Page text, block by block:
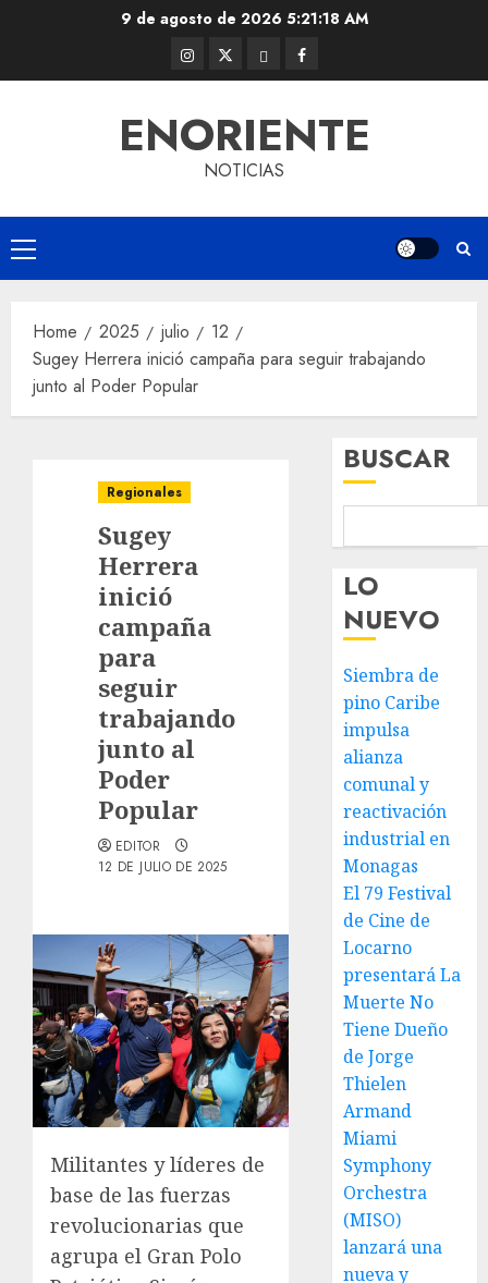
9 de agosto de 2026 5:21:18 AM
Instagram
@EnOriente
Twitter
(X)
ThreadsFacebook
ENORIENTE
NOTICIAS
Primary
Menu
Home 2025 julio
12
Sugey Herrera inició campaña para seguir trabajando
junto al Poder Popular
Regionales
Sugey
Herrera
inició
campaña
para
seguir
trabajando
junto al
Poder
Popular
EDITOR
12 DE JULIO DE 2025
Militantes y líderes de
base de las fuerzas
revolucionarias que
agrupa el Gran Polo
BUSCAR
LO
NUEVO
Siembra de
pino Caribe
impulsa
alianza
comunal y
reactivación
industrial en
Monagas
El 79 Festival
de Cine de
Locarno
presentará La
Muerte No
Tiene Dueño
de Jorge
Thielen
Armand
Miami
Symphony
Orchestra
(MISO)
lanzará una
nueva y